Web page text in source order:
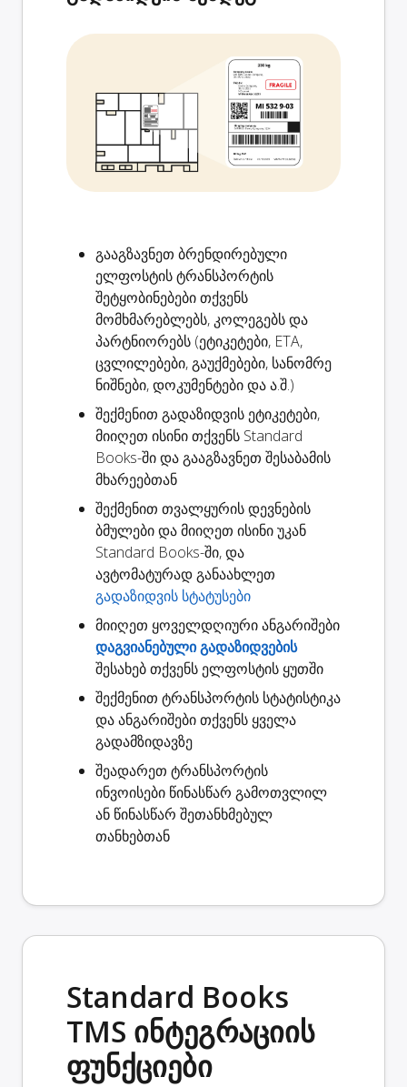
გააგზავნეთ ბრენდირებული
ელფოსტისტრანსპორტის
შეტყობინებებითქვენს
მომხმარებლებს, კოლეგებს და
პარტნიორებს (ეტიკეტები, ETA,
ცვლილებები, გაუქმებები, სანომრე
ნიშნები, დოკუმენტები და ა.შ.)
შექმენით გადაზიდვის ეტიკეტები,
მიიღეთ ისინი თქვენს Standard
Books-ში და გააგზავნეთ შესაბამის
მხარეებთან
შექმენით თვალყურის დევნების
ბმულებიდა მიიღეთ ისინი უკან
Standard Books-ში, და
ავტომატურად განაახლეთ
გადაზიდვის სტატუსები
მიიღეთ ყოველდღიური ანგარიშები
დაგვიანებული გადაზიდვების
შესახებ თქვენს ელფოსტის ყუთში
შექმენით ტრანსპორტის სტატისტიკა
და ანგარიშები თქვენს ყველა
გადამზიდავზე
შეადარეთ ტრანსპორტის
ინვოისები წინასწარ გამოთვლილ
ან წინასწარ შეთანხმებულ
თანხებთან
Standard Books
TMS ინტეგრაციის
ფუნქციები